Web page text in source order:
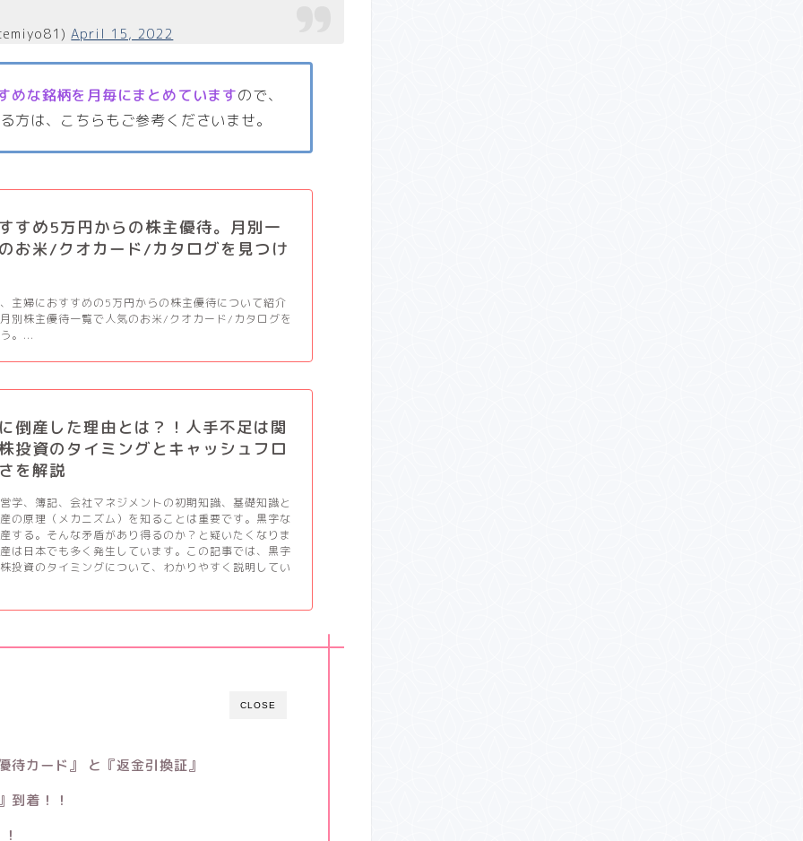
April 15, 2022
めな銘柄を月毎にまとめていますので、
方は、こちらもご参考くださいませ。
すめ5万円からの株主優待。月別一
お米/クオカード/カタログを見つけ
主婦におすすめの5万円からの株主優待について紹介
別株主優待一覧で人気のお米/クオカード/カタログを
。...
倒産した理由とは？！人手不足は関
投資のタイミングとキャッシュフロ
を解説
学、簿記、会社マネジメントの初期知識、基礎知識と
の原理（メカニズム）を知ることは重要です。黒字な
する。そんな矛盾があり得るのか？と疑いたくなりま
は日本でも多く発生しています。この記事では、黒字
投資のタイミングについて、わかりやすく説明してい
CLOSE
待カード』
と『返金引換証』
到着！！